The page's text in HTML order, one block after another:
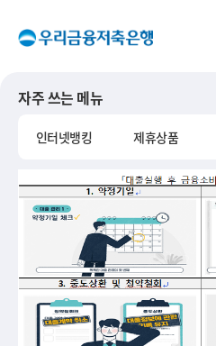
자주 쓰는 메뉴
인터넷뱅킹 제휴상품